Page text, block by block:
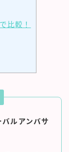
比較！
ルアンバサ